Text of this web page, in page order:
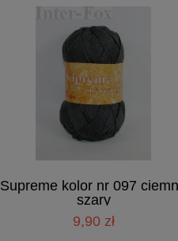
Supreme kolor nr 097
szary
9,90 zł